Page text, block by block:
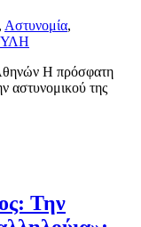
, Αστυνομία,
Η πρόσφατη
αστυνομικού της
Την